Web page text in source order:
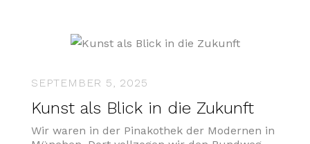
SEPTEMBER 5, 2025
Kunst als Blick in die Zukunft
Wir waren in der Pinakothek der Modernen in